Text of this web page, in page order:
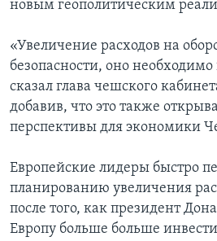
новым геополитическим
«Увеличение расходов на
безопасности, оно
сказал глава чешского
добавив, что это также
перспективы для экономики
Европейские лидеры быстро
планированию увеличения
после того, как президент
Европу больше больше